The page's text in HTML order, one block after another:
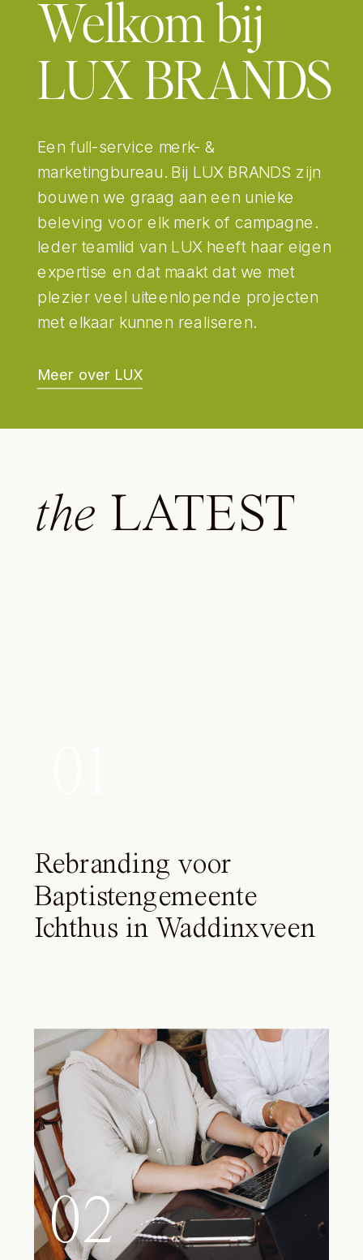
Welkom bij
LUX BRANDS
Een full-service merk- &
marketingbureau. Bij LUX BRANDS zijn
bouwen we graag aan een unieke
beleving voor elk merk of campagne.
Ieder teamlid van LUX heeft haar eigen
expertise en dat maakt dat we met
plezier veel uiteenlopende projecten
met elkaar kunnen realiseren.
Meer over LUX
the LATEST
Rebranding voor
Baptistengemeente
Ichthus in Waddinxveen
02